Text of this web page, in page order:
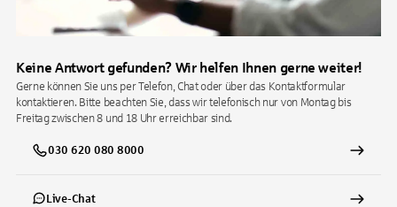
Keine Antwort gefunden? Wir helfen Ihnen gerne weiter!
Gerne können Sie uns per Telefon, Chat oder über das Kontaktformular
kontaktieren. Bitte beachten Sie, dass wir telefonisch nur von Montag bis
Freitag zwischen 8 und 18 Uhr erreichbar sind.
030 620 080 8000
Live-Chat